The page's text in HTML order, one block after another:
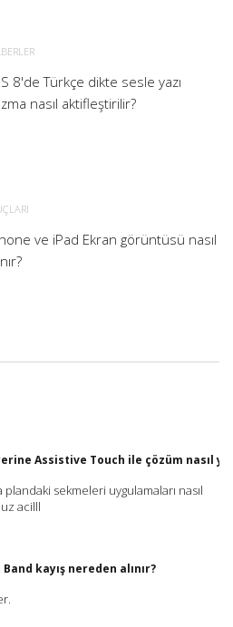
8'de Türkçe dikte sesle yazı
nasıl aktifleştirilir?
ve iPad Ekran görüntüsü nasıl
Assistive Touch ile çözüm nasıl
sekmeleri uygulamaları nasıl
acilll
kayış nereden alınır?